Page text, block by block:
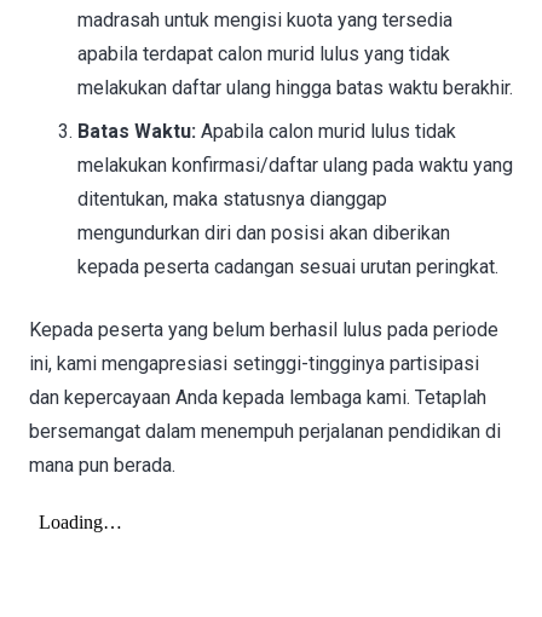
madrasah untuk mengisi kuota yang tersedia
apabila terdapat calon murid lulus yang tidak
melakukan daftar ulang hingga batas waktu berakhir.
Batas Waktu: Apabila calon murid lulus tidak
melakukan konfirmasi/daftar ulang pada waktu yang
ditentukan, maka statusnya dianggap
mengundurkan diri dan posisi akan diberikan
kepada peserta cadangan sesuai urutan peringkat.
Kepada peserta yang belum berhasil lulus pada periode
ini, kami mengapresiasi setinggi-tingginya partisipasi
dan kepercayaan Anda kepada lembaga kami. Tetaplah
bersemangat dalam menempuh perjalanan pendidikan di
mana pun berada.